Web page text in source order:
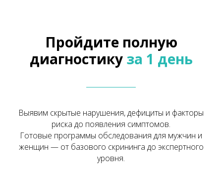
Пройдите полную
диагностику за 1 день
Выявим скрытые нарушения, дефициты и факторы
риска до появления симптомов.
Готовые программы обследования для мужчин и
женщин — от базового скрининга до экспертного
уровня.